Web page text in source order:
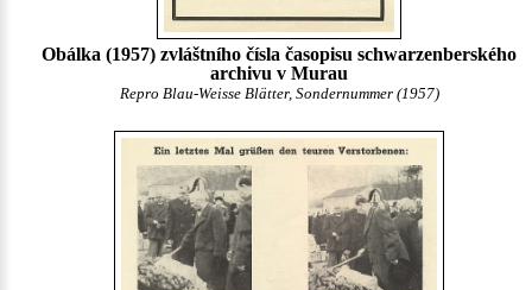
Obálka (1957) zvláštního čísla časopisu schwarzenberského
archivu v Murau
Repro Blau-Weisse Blätter, Sondernummer (1957)